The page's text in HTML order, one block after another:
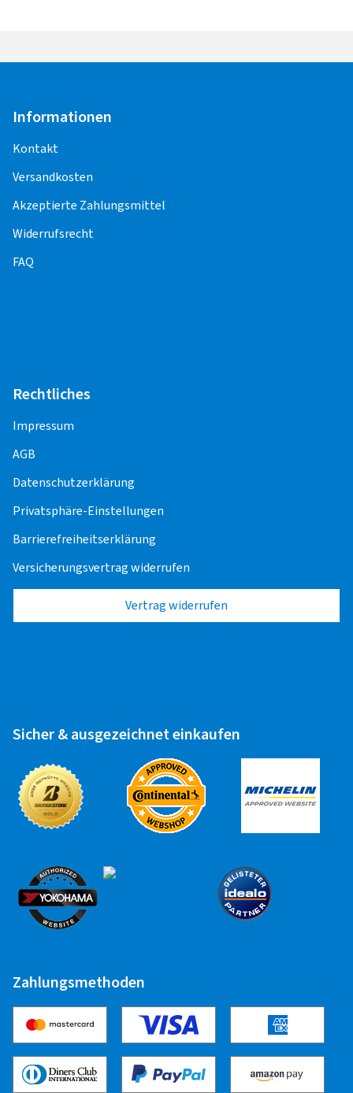
Informationen
Kontakt
Versandkosten
Akzeptierte Zahlungsmittel
Widerrufsrecht
FAQ
Rechtliches
Impressum
AGB
Datenschutzerklärung
Privatsphäre-Einstellungen
Barrierefreiheitserklärung
Versicherungsvertrag widerrufen
Vertrag widerrufen
Sicher & ausgezeichnet einkaufen
Zahlungsmethoden